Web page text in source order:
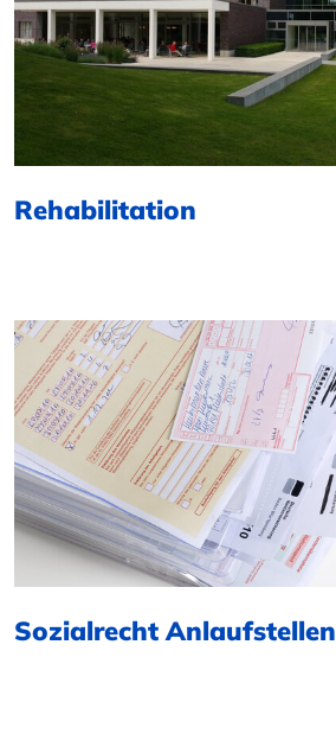
Rehabilitation
Sozialrecht Anlaufstellen